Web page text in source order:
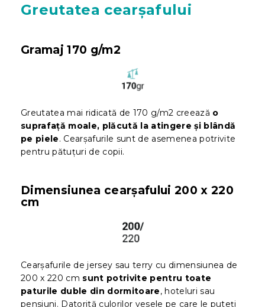
Greutatea cearșafului
Gramaj 170 g/m2
Greutatea mai ridicată de 170 g/m2 creează o
suprafață moale, plăcută la atingere și blândă
pe piele. Cearșafurile sunt de asemenea potrivite
pentru pătuțuri de copii.
Dimensiunea cearșafului 200 x 220
cm
Cearșafurile de jersey sau terry cu dimensiunea de
200 x 220 cm sunt potrivite pentru toate
paturile duble din dormitoare, hoteluri sau
pensiuni. Datorită culorilor vesele pe care le puteți